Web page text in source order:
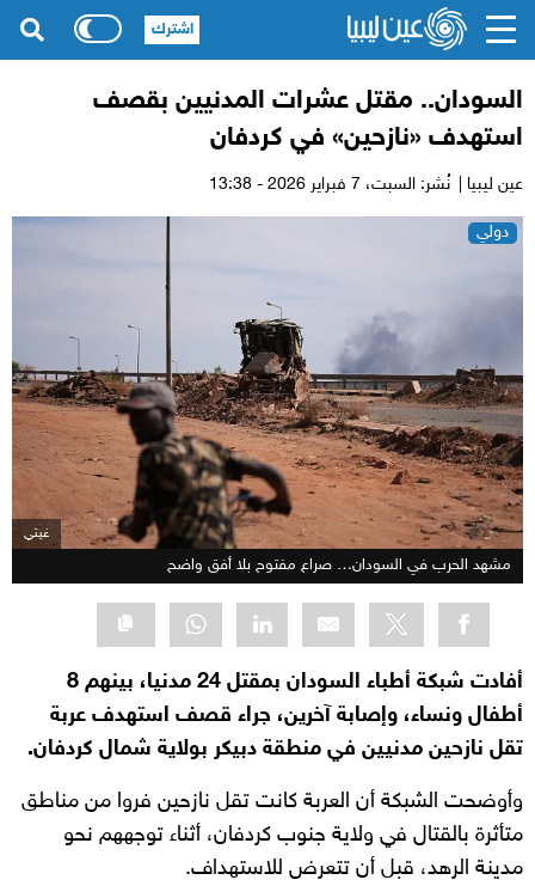
السودان.. مقتل عشرات المدنيين بقصف
استهدف «نازحين» في كردفان
عين ليبيا | نُشر: السبت،
دولي
غيتي
مشهد الحرب في السودان… صراع مفتوح بلا أفق واضح
أفادت شبكة أطباء السودان بمقتل 24 مدنيا، بينهم 8
أطفال ونساء، وإصابة آخرين، جراء قصف استهدف عربة
تقل نازحين مدنيين في منطقة دبيكر بولاية شمال كردفان.
وأوضحت الشبكة أن العربة كانت تقل نازحين فروا من مناطق
متأثرة بالقتال في ولاية جنوب كردفان، أثناء توجههم نحو
مدينة الرهد، قبل أن تتعرض للاستهداف.
اشترك